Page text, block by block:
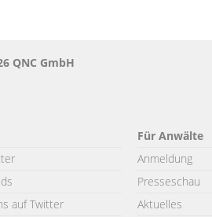
QNC GmbH
auf Twitter
Für Anwälte
Anmeldung
Presseschau
Aktuelles